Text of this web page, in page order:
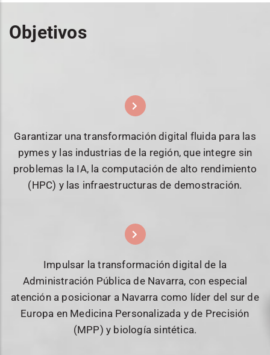
Objetivos
Garantizar una transformación digital fluida para las
pymes y las industrias de la región, que integre sin
problemas la IA, la computación de alto rendimiento
(HPC) y las infraestructuras de demostración.
Impulsar la transformación digital de la
Administración Pública de Navarra, con especial
atención a posicionar a Navarra como líder del sur de
Europa en Medicina Personalizada y de Precisión
(MPP) y biología sintética.